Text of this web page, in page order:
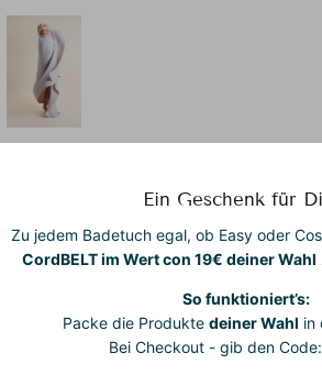
Ein Geschenk für
Zu jedem Badetuch egal, ob Easy oder
CordBELT im Wert con 19€ deiner Wahl
So funktioniert’s:
Packe die Produkte deiner Wahl in
Bei Checkout - gib den Code: